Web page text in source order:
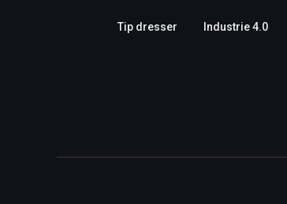
Tip dresser Industrie 4.0